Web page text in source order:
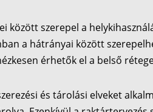
között szerepel a
a hátrányai között
érhetők el a belső
és tárolási elveket